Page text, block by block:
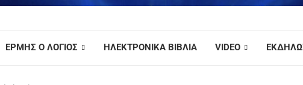
ΕΡΜΗΣ Ο ΛΟΓΙΟΣ ΗΛΕΚΤΡΟΝΙΚΑ ΒΙΒΛΙΑ VIDEO